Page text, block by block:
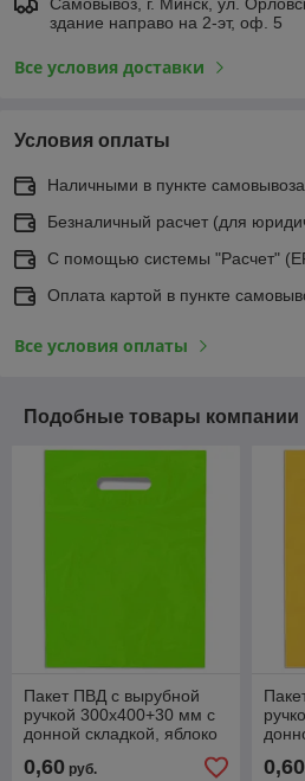
здание направо на 2-эт, оф. 5
Все условия доставки
Условия оплаты
Наличными в пункте самовывоза
Безналичный расчет (для
С помощью системы "Расчет"
Оплата картой в пункте
Все условия оплаты
Подобные товары компании
Пакет ПВД с вырубной
ручкой 300х400+30 мм с
донной складкой, яблоко
0,60 руб. 0,60